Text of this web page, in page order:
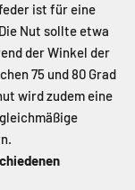
ist für eine
Nut sollte etwa
der Winkel der
75 und 80 Grad
wird zudem eine